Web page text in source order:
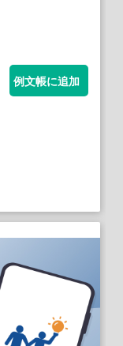
例文帳に追加